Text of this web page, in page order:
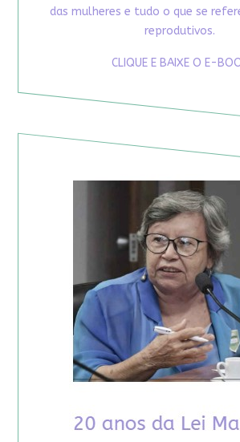
das mulheres e tudo o que se
reprodutivos.
CLIQUE E BAIXE O E-